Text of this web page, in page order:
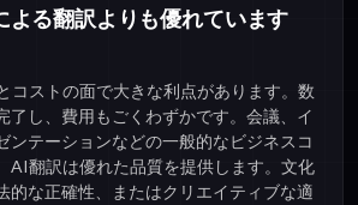
よる翻訳よりも優れています
コストの面で大きな利点があります。数
了し、費用もごくわずかです。会議、イ
ンテーションなどの一般的なビジネスコ
AI翻訳は優れた品質を提供します。文化
的な正確性、またはクリエイティブな適